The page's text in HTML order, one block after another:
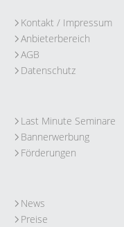
Kontakt / Impressum
Anbieterbereich
AGB
Datenschutz
Last Minute Seminare
Bannerwerbung
Förderungen
News
Preise